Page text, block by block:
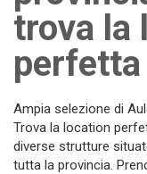
trova la
perfetta
Ampia selezione di
Trova la location
diverse strutture
tutta la provincia.